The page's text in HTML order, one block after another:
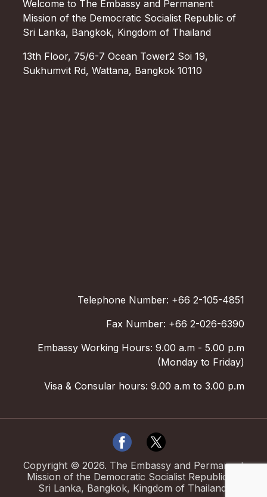
Welcome to The Embassy and Permanent
Mission of the Democratic Socialist Republic of
Sri Lanka, Bangkok, Kingdom of Thailand
13th Floor, 75/6-7 Ocean Tower2 Soi 19,
Sukhumvit Rd, Wattana, Bangkok 10110
Telephone Number: +66 2-105-4851
Fax Number: +66 2-026-6390
Embassy Working Hours: 9.00 a.m - 5.00 p.m
(Monday to Friday)
Visa & Consular hours: 9.00 a.m to 3.00 p.m
Copyright © 2026. The Embassy and Permanent
Mission of the Democratic Socialist Republic of
Sri Lanka, Bangkok, Kingdom of Thailand.